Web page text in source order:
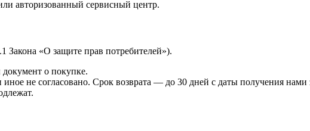
авторизованный сервисный центр.
Закона «О защите прав потребителей»).
документ о покупке.
иное не согласовано. Срок возврата — до 30 дней с даты получения нами